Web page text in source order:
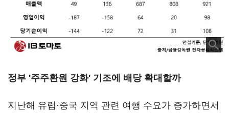
정부 '주주환원 강화' 기조에 배당 확대할까
지난해 유럽·중국 지역 관련 여행 수요가 증가하면서